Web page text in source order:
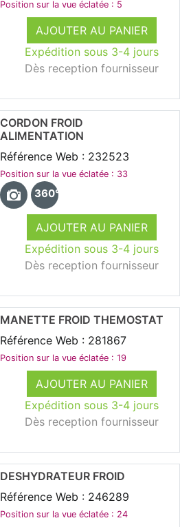
AJOUTER AU PANIER
Expédition sous 3-4 jours
Dès reception fournisseur
Position sur la vue éclatée : 5
AJOUTER AU PANIER
Expédition sous 3-4 jours
Dès reception fournisseur
CORDON FROID
ALIMENTATION
Référence Web : 232523
Position sur la vue éclatée : 33
360°
AJOUTER AU PANIER
Expédition sous 3-4 jours
Dès reception fournisseur
MANETTE FROID THEMOSTAT
Référence Web : 281867
Position sur la vue éclatée : 19
DESHYDRATEUR FROID
Référence Web : 246289
Position sur la vue éclatée : 24